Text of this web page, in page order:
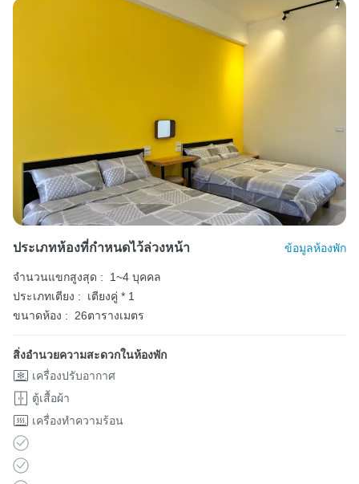
ประเภทห้องที่กำหนดไว้ล่วงหน้า ข้อมูลห้องพัก
จำนวนแขกสูงสุด :
1~4 บุคคล
ประเภทเตียง :
เตียงคู่ * 1
ขนาดห้อง :
26ตารางเมตร
สิ่งอำนวยความสะดวกในห้องพัก
เครื่องปรับอากาศ
ตู้เสื้อผ้า
เครื่องทำความร้อน